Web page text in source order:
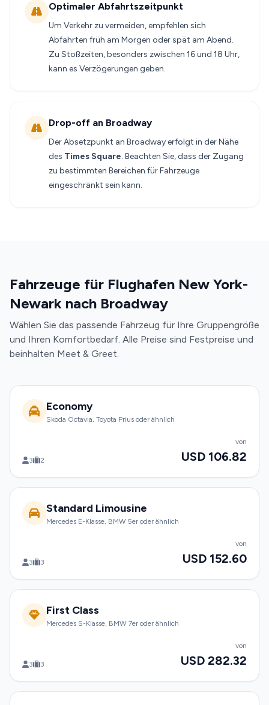
Optimaler Abfahrtszeitpunkt
Um Verkehr zu vermeiden, empfehlen sich
Abfahrten früh am Morgen oder spät am Abend.
Zu Stoßzeiten, besonders zwischen 16 und 18 Uhr,
kann es Verzögerungen geben.
Drop-off an Broadway
Der Absetzpunkt an Broadway erfolgt in der Nähe
des Times Square. Beachten Sie, dass der Zugang
zu bestimmten Bereichen für Fahrzeuge
eingeschränkt sein kann.
Fahrzeuge für Flughafen New York-
Newark nach Broadway
Wählen Sie das passende Fahrzeug für Ihre Gruppengröße
und Ihren Komfortbedarf. Alle Preise sind Festpreise und
beinhalten Meet & Greet.
Economy
Skoda Octavia, Toyota Prius oder ähnlich
3 2
von
USD 106.82
Standard Limousine
Mercedes E-Klasse, BMW 5er oder ähnlich
3 3
von
USD 152.60
First Class
Mercedes S-Klasse, BMW 7er oder ähnlich
3 3
von
USD 282.32